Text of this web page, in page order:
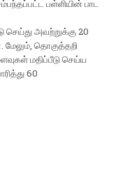
பள்ளியின் பாட
செய்து அவற்றுக்கு 20
தொகுத்தறி
மதிப்பீடு செய்ய
60